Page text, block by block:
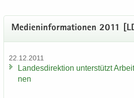
Me­di­en­in­for­ma­tio­nen 2011
22.12.2011
Lan­des­di­rek­ti­on un­ter­stützt
nen